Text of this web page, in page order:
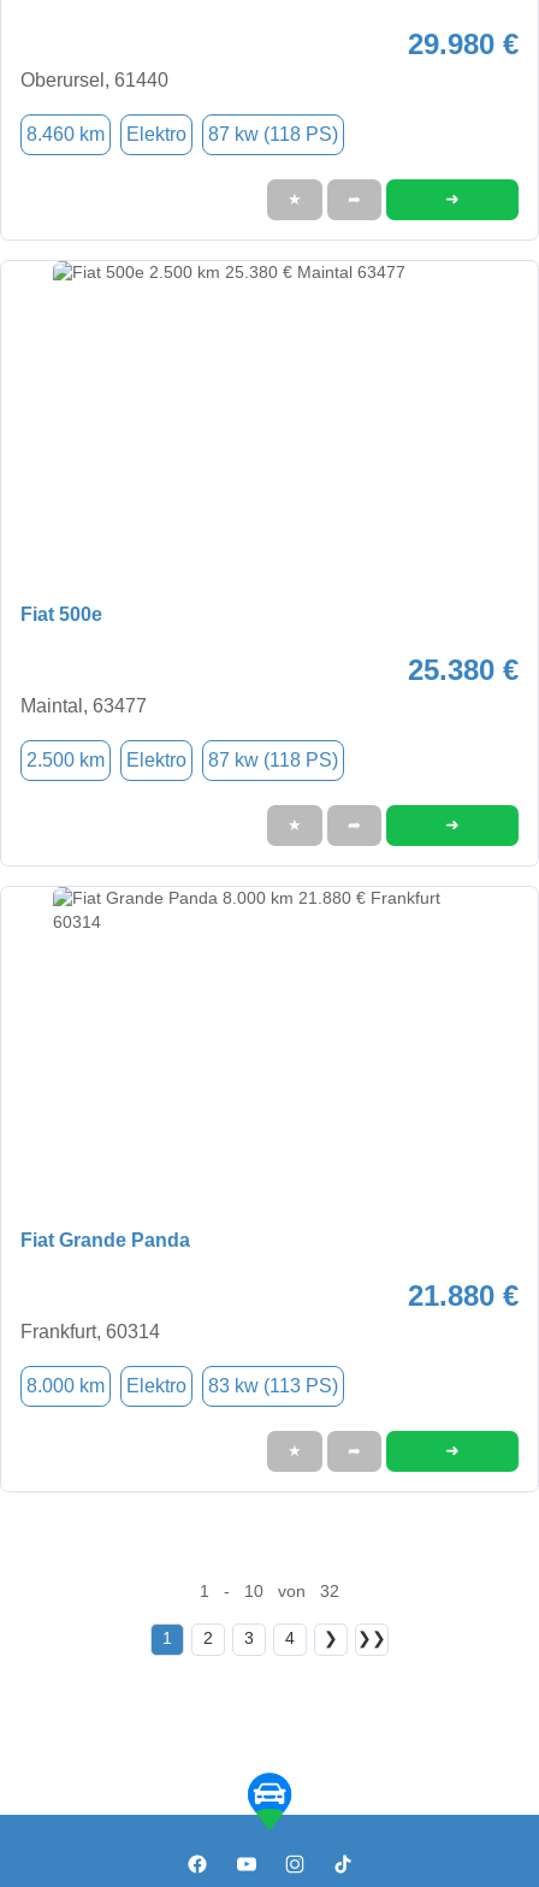
29.980 €
Oberursel, 61440
8.460 km Elektro 87 kw (118 PS)
★ ➦ ➜
Fiat 500e
25.380 €
Maintal, 63477
2.500 km Elektro 87 kw (118 PS)
★ ➦ ➜
Fiat Grande Panda
21.880 €
Frankfurt, 60314
8.000 km Elektro 83 kw (113 PS)
★ ➦ ➜
1 - 10 von 32
1 2 3 4 ❯ ❯❯